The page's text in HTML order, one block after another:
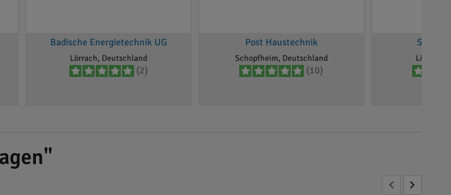
Badische Energietechnik UG
Lörrach, Deutschland
(2)
Post Haustechnik
Schopfheim, Deutschland
(10)
Lörrach,